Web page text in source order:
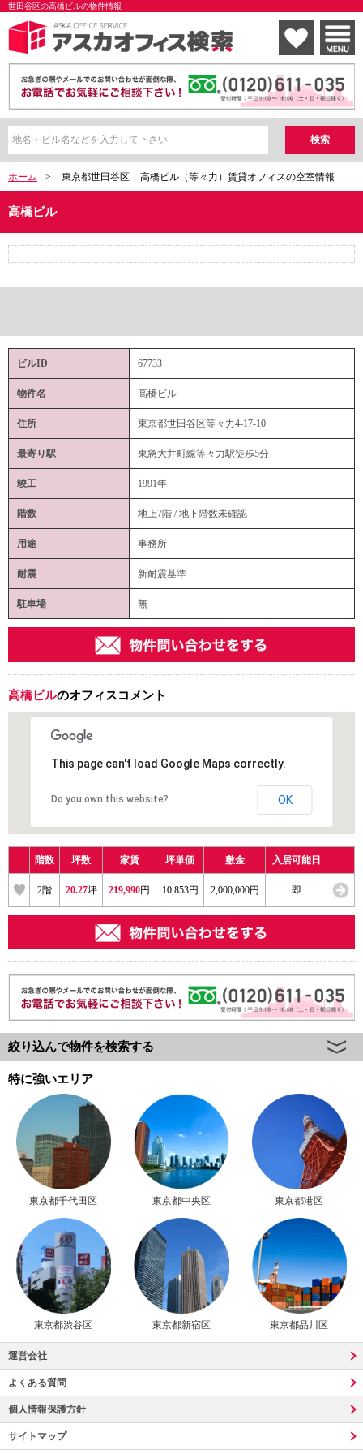
世田谷区の高橋ビルの物件情報
ホーム > 東京都世田谷区 高橋ビル（等々力）賃貸オフィスの空室情報
高橋ビル
ビルID 67733
物件名 高橋ビル
住所 東京都世田谷区等々力4-17-10
最寄り駅 東急大井町線等々力駅徒歩5分
竣工 1991年
階数 地上7階 / 地下階数未確認
用途 事務所
耐震 新耐震基準
駐車場 無
高橋ビルのオフィスコメント
This page can't load Google Maps correctly.
Do you own this website? OK
階数 坪数 家賃 坪単価 敷金 入居可能日
2階 20.27坪 219,990円 10,853円 2,000,000円 即
絞り込んで物件を検索する
特に強いエリア
東京都千代田区 東京都中央区 東京都港区
東京都渋谷区 東京都新宿区 東京都品川区
運営会社
よくある質問
個人情報保護方針
サイトマップ